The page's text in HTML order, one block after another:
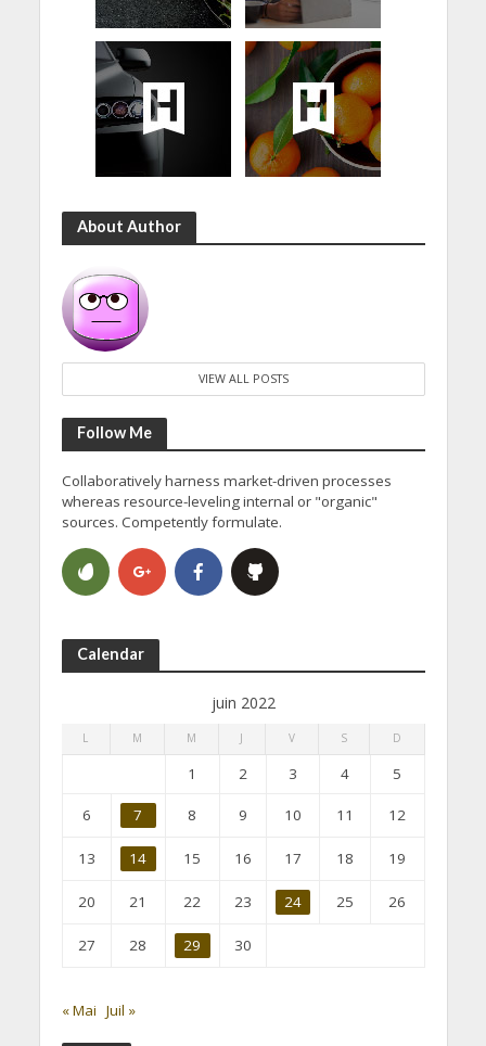
About Author
VIEW ALL POSTS
Follow Me
Collaboratively harness market-driven processes
whereas resource-leveling internal or "organic"
sources. Competently formulate.
Calendar
juin 2022
L M M J V S D
1 2 3 4 5
6 7 8 9 10 11 12
13 14 15 16 17 18 19
20 21 22 23 24 25 26
27 28 29 30
« Mai Juil »